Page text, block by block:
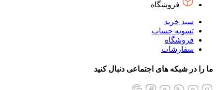
فروشگاه
سبد خرید
تسویه حساب
فروشگاه
سفارشات
ما را در شبکه های اجتماعی دنبال کنید